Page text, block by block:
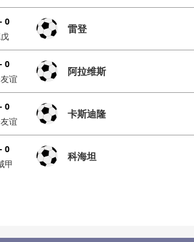
0
雷登
0
谊
阿拉维斯
0
谊
卡斯迪隆
0
甲
科海坦